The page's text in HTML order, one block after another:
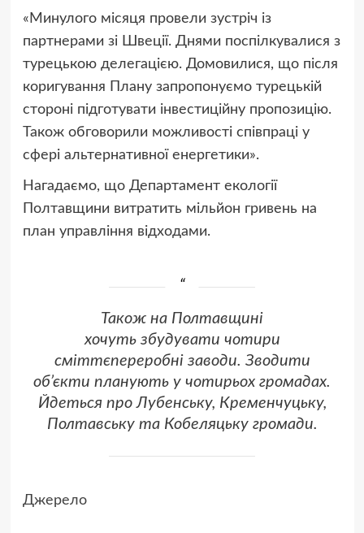
«Минулого місяця провели зустріч із
партнерами зі Швеції. Днями поспілкувалися з
турецькою делегацією. Домовилися, що після
коригування Плану запропонуємо турецькій
стороні підготувати інвестиційну пропозицію.
Також обговорили можливості співпраці у
сфері альтернативної енергетики».
Нагадаємо, що Департамент екології
Полтавщини витратить мільйон гривень на
план управління відходами.
Також на Полтавщині
хочуть збудувати чотири
сміттєпереробні заводи. Зводити
об’єкти планують у чотирьох громадах.
Йдеться про Лубенську, Кременчуцьку,
Полтавську та Кобеляцьку громади.
Джерело